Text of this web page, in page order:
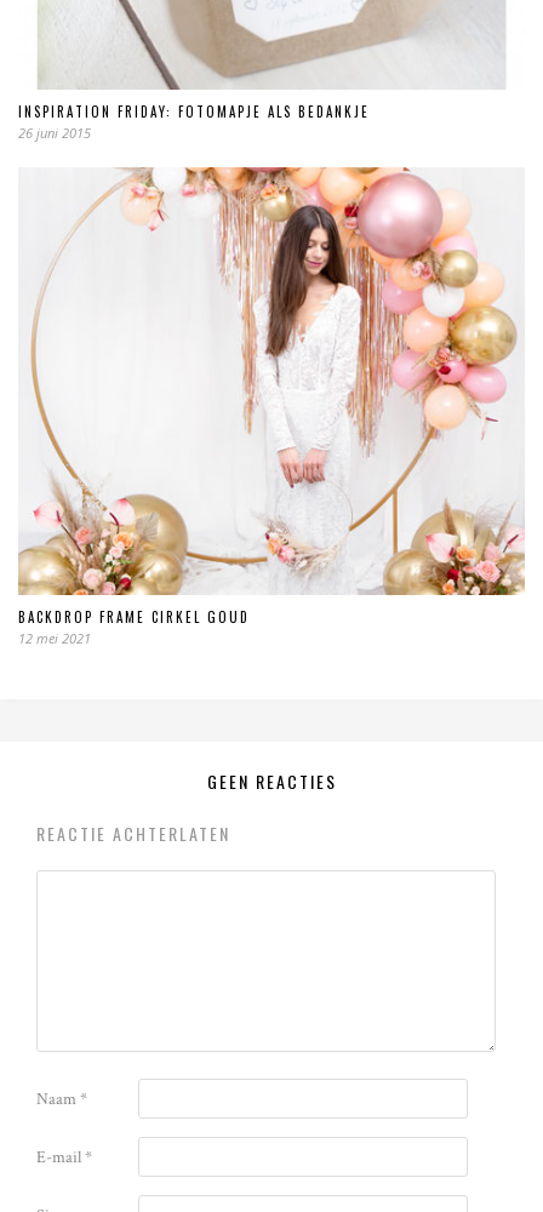
INSPIRATION FRIDAY: FOTOMAPJE ALS BEDANKJE
26 juni 2015
BACKDROP FRAME CIRKEL GOUD
12 mei 2021
GEEN REACTIES
REACTIE ACHTERLATEN
Naam*
E-mail*